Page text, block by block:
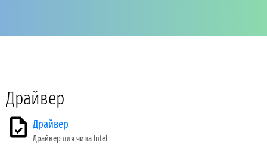
Драйвер
Драйвер
Драйвер для чипа Intel